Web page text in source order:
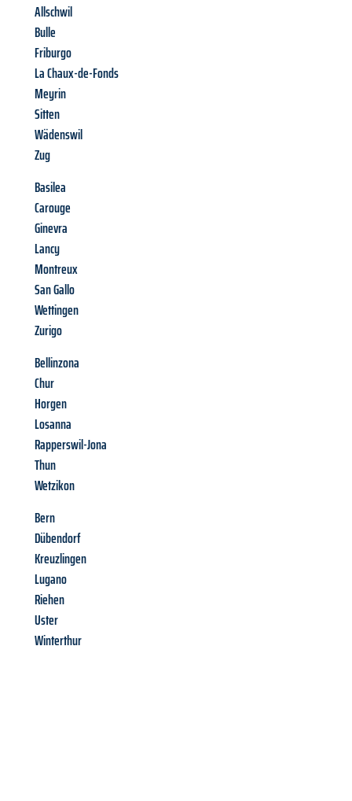
Allschwil
Bulle
Friburgo
La Chaux-de-Fonds
Meyrin
Sitten
Wädenswil
Zug
Basilea
Carouge
Ginevra
Lancy
Montreux
San Gallo
Wettingen
Zurigo
Bellinzona
Chur
Horgen
Losanna
Rapperswil-Jona
Thun
Wetzikon
Bern
Dübendorf
Kreuzlingen
Lugano
Riehen
Uster
Winterthur